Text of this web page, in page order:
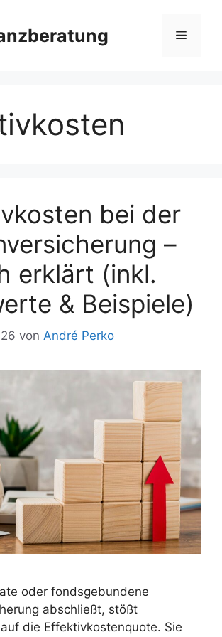
Menü
bei der
–
erklärt (inkl.
& Beispiele)
von André Perko
oder fondsgebundene
abschließt, stößt
die Effektivkostenquote. Sie